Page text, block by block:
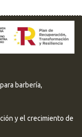
barbería,
y el crecimiento de